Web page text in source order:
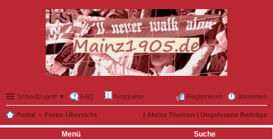
Schnellzugriff ▼ FAQ Netiquette Anmelden
Registrieren
Portal Foren-Übersicht | Aktive Themen | Ungelesene Beiträge
Menü Suche